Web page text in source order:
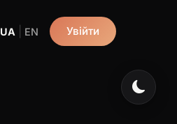
UA EN Увійти